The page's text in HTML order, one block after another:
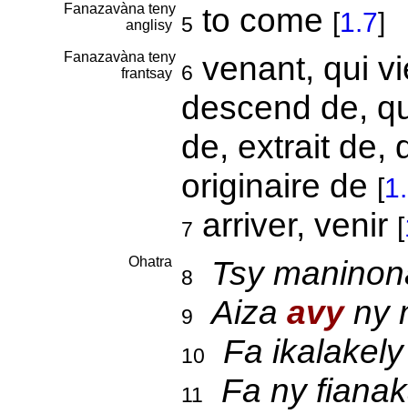
Fanazavàna teny
anglisy
5 to come [1.7]
Fanazavàna teny
frantsay
6 venant, qui
descend de,
de, extrait de,
originaire de [
7 arriver, venir [
Ohatra
8 Tsy
9 Aiza avyny
10 Fa
11
Fa ny